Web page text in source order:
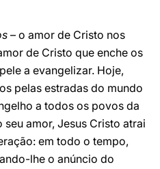
– o amor de Cristo nos
de Cristo que enche os
a evangelizar. Hoje,
pelas estradas do mundo
a todos os povos da
seu amor, Jesus Cristo atrai
em todo o tempo,
lhe o anúncio do